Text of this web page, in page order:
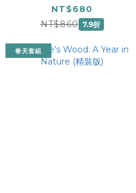
NT$680
NT$860 7.9折
春天套組